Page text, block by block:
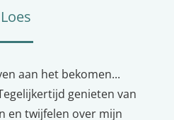
Loes
aan het bekomen...
genieten van
en twijfelen over mijn